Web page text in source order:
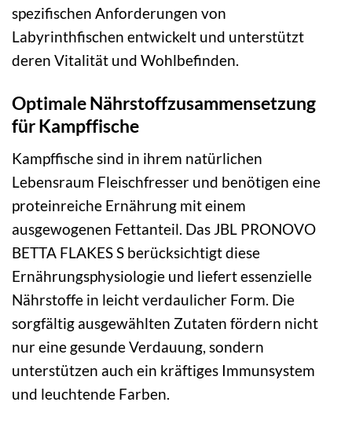
spezifischen Anforderungen von
Labyrinthfischen entwickelt und unterstützt
deren Vitalität und Wohlbefinden.
Optimale Nährstoffzusammensetzung
für Kampffische
Kampffische sind in ihrem natürlichen
Lebensraum Fleischfresser und benötigen eine
proteinreiche Ernährung mit einem
ausgewogenen Fettanteil. Das JBL PRONOVO
BETTA FLAKES S berücksichtigt diese
Ernährungsphysiologie und liefert essenzielle
Nährstoffe in leicht verdaulicher Form. Die
sorgfältig ausgewählten Zutaten fördern nicht
nur eine gesunde Verdauung, sondern
unterstützen auch ein kräftiges Immunsystem
und leuchtende Farben.